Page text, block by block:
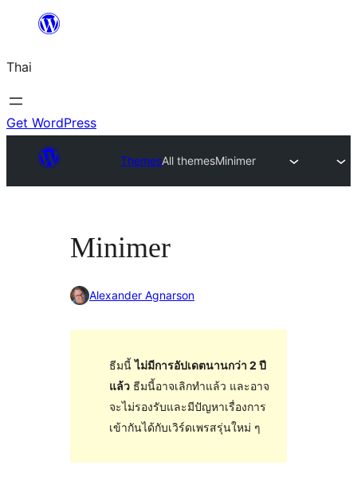
ยัง
เนื้อหา
Thai
Get WordPress
ThemesAll themesMinimer
Minimer
Alexander Agnarson
ธีมนี้ไม่มีการอัปเดตนานกว่า 2 ปี
แล้วธีมนี้อาจเลิกทำแล้ว และอาจ
จะไม่รองรับและมีปัญหาเรื่องการ
เข้ากันได้กับเวิร์ดเพรสรุ่นใหม่ ๆ